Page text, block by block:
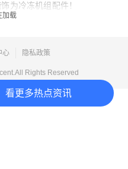
看更多热点资讯
为冷冻机组配件！
加载
心 隐私政策
Rights Reserved